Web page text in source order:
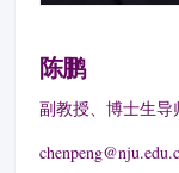
陈鹏
副教授、博士生导